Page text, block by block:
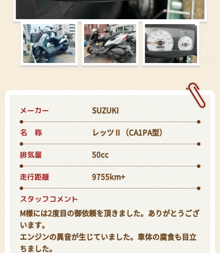
メーカー SUZUKI
名 称 レッツⅡ（CA1PA型）
排気量 50cc
走行距離 9755km+
スタッフコメント
M様には2度目の御依頼を頂きました。ありがとうござ
います。
エンジンの異音が生じていました。車体の腐食も目立
ちました。